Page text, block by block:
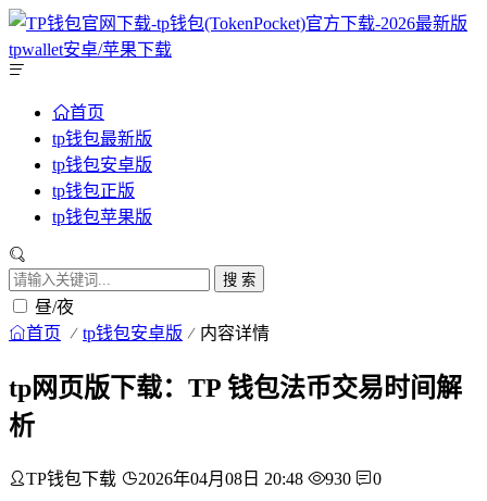
首页
tp钱包最新版
tp钱包安卓版
tp钱包正版
tp钱包苹果版
搜 索
昼/夜
首页 tp钱包安卓版 内容详情
tp网页版下载：TP 钱包法币交易时间解
析
TP钱包下载 2026年04月08日 20:48 930 0